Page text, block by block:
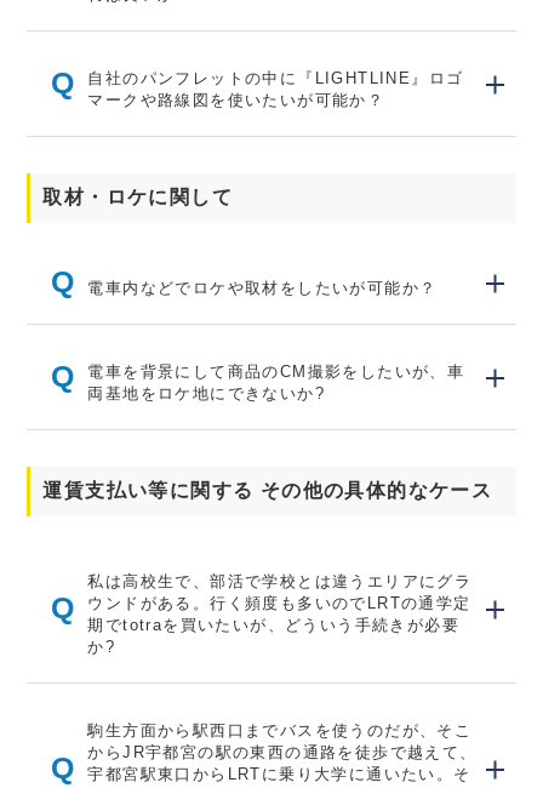
Q
自社のパンフレットの中に『LIGHTLINE』ロゴ
マークや路線図を使いたいが可能か？
取材・ロケに関して
Q 電車内などでロケや取材をしたいが可能か？
Q
電車を背景にして商品のCM撮影をしたいが、車
両基地をロケ地にできないか?
運賃支払い等に関する その他の具体的なケース
Q
私は高校生で、部活で学校とは違うエリアにグラ
ウンドがある。行く頻度も多いのでLRTの通学定
期でtotraを買いたいが、どういう手続きが必要
か?
Q
駒生方面から駅西口までバスを使うのだが、そこ
からJR宇都宮の駅の東西の通路を徒歩で越えて、
宇都宮駅東口からLRTに乗り大学に通いたい。そ